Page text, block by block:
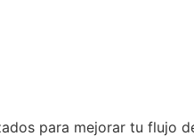
para mejorar tu flujo